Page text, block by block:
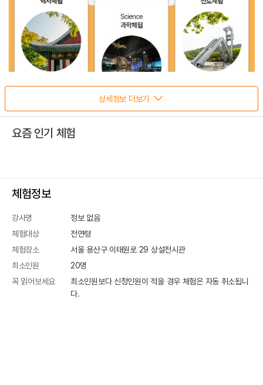
상세정보 더보기
요즘 인기 체험
체험정보
강사명
정보 없음
체험대상
전연령
체험장소
서울 용산구 이태원로 29 상설전시관
최소인원
20명
꼭 읽어보세요
최소인원보다 신청인원이 적을 경우 체험은 자동 취소됩니
다.